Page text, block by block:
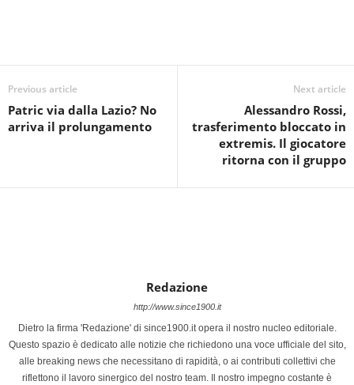
Previous article
Patric via dalla Lazio? No
arriva il prolungamento
Next article
Alessandro Rossi,
trasferimento bloccato in
extremis. Il giocatore
ritorna con il gruppo
Redazione
http://www.since1900.it
Dietro la firma 'Redazione' di since1900.it opera il nostro nucleo editoriale.
Questo spazio è dedicato alle notizie che richiedono una voce ufficiale del sito,
alle breaking news che necessitano di rapidità, o ai contributi collettivi che
riflettono il lavoro sinergico del nostro team. Il nostro impegno costante è